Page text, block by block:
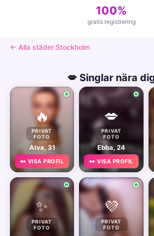
100%
gratis registrering
← Alla städer Stockholm
💋 Singlar nära
🔥
PRIVAT
FOTO
Alva, 31
👀 VISA PROFIL
💋
PRIVAT
FOTO
Ebba, 24
👀 VISA PROFIL
✨
PRIVAT
FOTO
💜
PRIVAT
FOTO